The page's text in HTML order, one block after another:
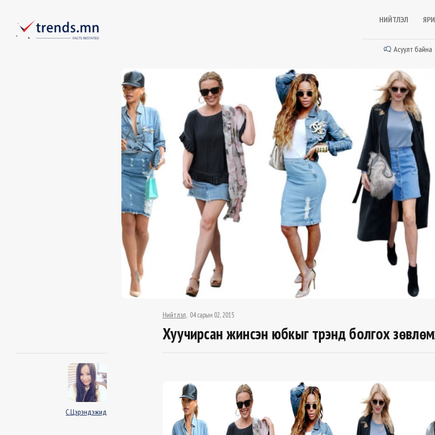
НИЙТЛЭЛ
Асуулт байна
Нийтлэл 04 сарын 02, 2015
Хуучирсан жинсэн юбкыг трэнд болгох
С.Цэрэндэжид